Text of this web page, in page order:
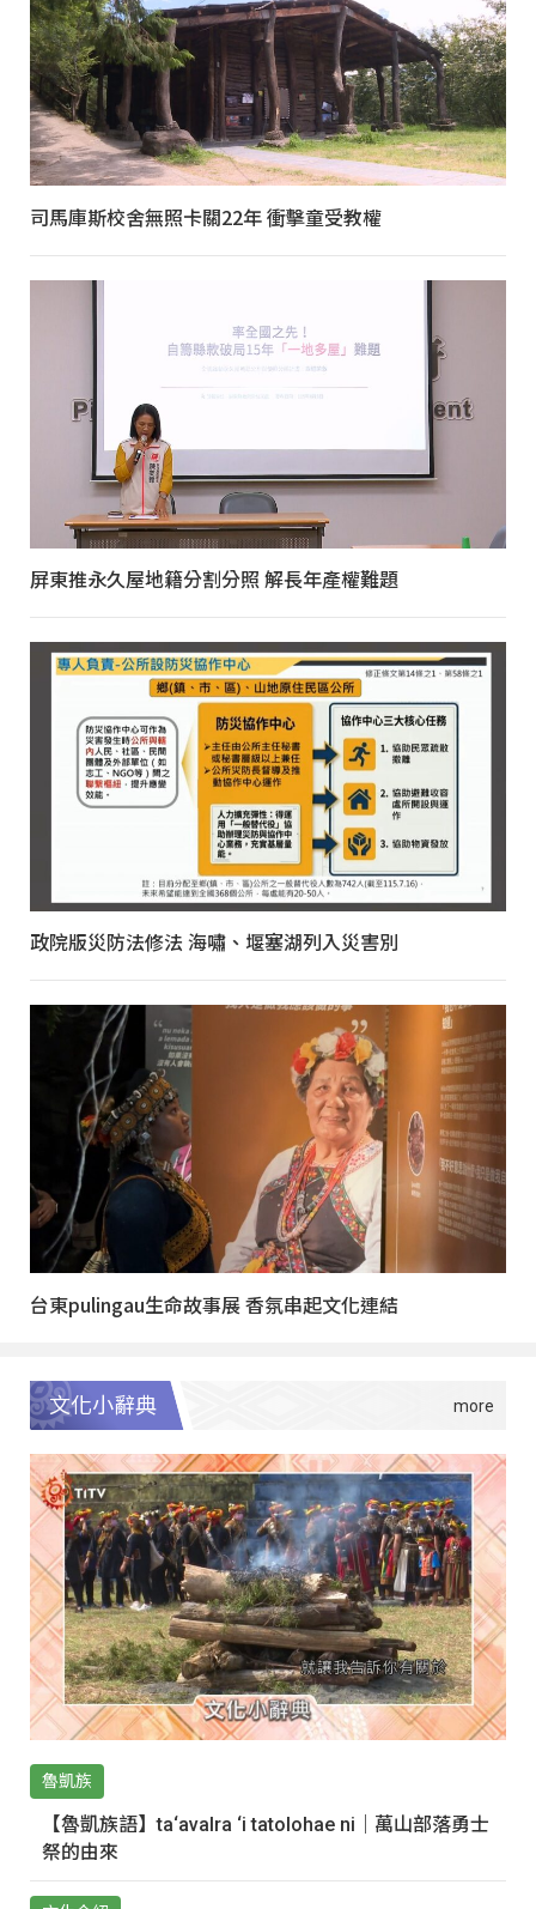
司馬庫斯校舍無照卡關22年 衝擊童受教權
屏東推永久屋地籍分割分照 解長年產權難題
政院版災防法修法 海嘯、堰塞湖列入災害別
台東pulingau生命故事展 香氛串起文化連結
文化小辭典
魯凱族
【魯凱族語】ta‘avalra ‘i tatolohae ni｜萬山部落勇士
祭的由來